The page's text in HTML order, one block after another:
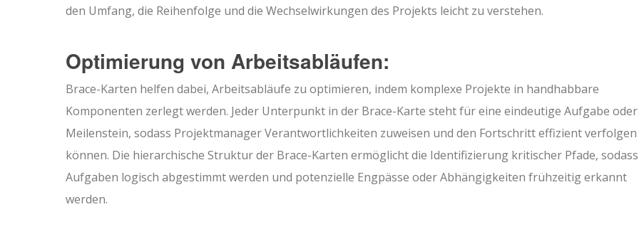
den Umfang, die Reihenfolge und die Wechselwirkungen des Projekts leicht zu verstehen.
Optimierung von Arbeitsabläufen:
Brace-Karten helfen dabei, Arbeitsabläufe zu optimieren, indem komplexe Projekte in handhabbare
Komponenten zerlegt werden. Jeder Unterpunkt in der Brace-Karte steht für eine eindeutige Aufgabe
Meilenstein, sodass Projektmanager Verantwortlichkeiten zuweisen und den Fortschritt effizient verfolgen
können. Die hierarchische Struktur der Brace-Karten ermöglicht die Identifizierung kritischer Pfade, sodass
Aufgaben logisch abgestimmt werden und potenzielle Engpässe oder Abhängigkeiten frühzeitig erkannt
werden.